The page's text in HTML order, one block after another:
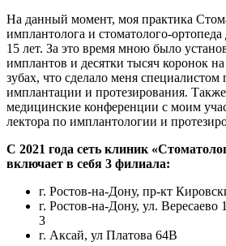
На данный момент, моя практика
имплантолога и стоматолого-
15 лет. За это время мною было
имплантов и десятки тысяч коронок
зубах, что сделало меня
имплантации и протезирования.
медицинские конференции с моим
лектора по имплантологии и
С 2021 года сеть клиник
включает в себя 3 филиала:
г. Ростов-на-Дону, пр-кт
г. Ростов-на-Дону, ул. Вересаево
3
г. Аксай, ул Платова 64В